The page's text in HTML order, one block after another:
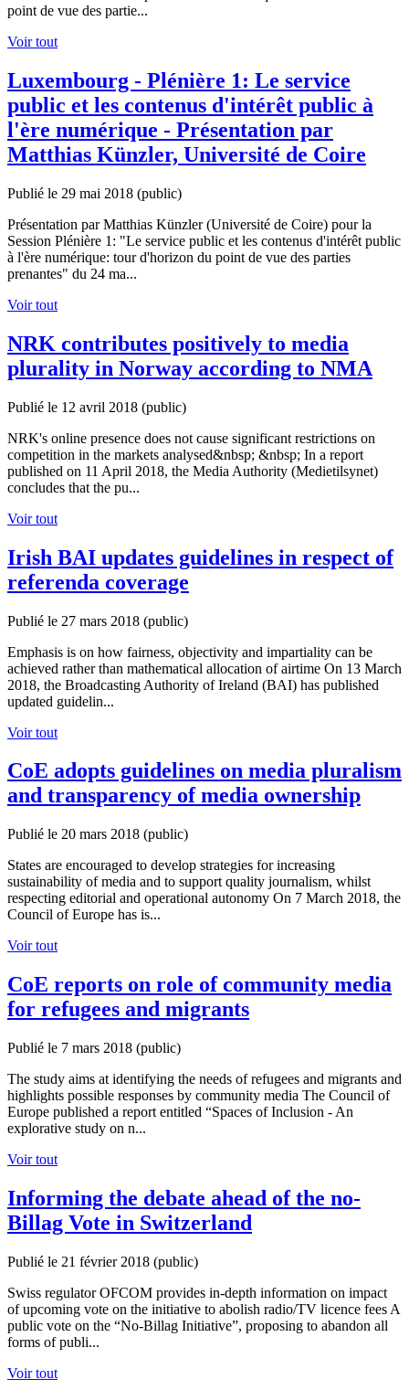
point de vue des partie...
Voir tout
Luxembourg - Plénière 1: Le service
public et les contenus d'intérêt public à
l'ère numérique - Présentation par
Matthias Künzler, Université de Coire
Publié le 29 mai 2018 (public)
Présentation par Matthias Künzler (Université de Coire) pour la
Session Plénière 1: "Le service public et les contenus d'intérêt public
à l'ère numérique: tour d'horizon du point de vue des parties
prenantes" du 24 ma...
Voir tout
NRK contributes positively to media
plurality in Norway according to NMA
Publié le 12 avril 2018 (public)
NRK's ​​online presence does not cause significant restrictions on
competition in the markets analysed&nbsp; &nbsp; In a report
published on 11 April 2018, the Media Authority (Medietilsynet)
concludes that the pu...
Voir tout
Irish BAI updates guidelines in respect of
referenda coverage
Publié le 27 mars 2018 (public)
Emphasis is on how fairness, objectivity and impartiality can be
achieved rather than mathematical allocation of airtime On 13 March
2018, the Broadcasting Authority of Ireland (BAI) has published
updated guidelin...
Voir tout
CoE adopts guidelines on media pluralism
and transparency of media ownership
Publié le 20 mars 2018 (public)
States are encouraged to develop strategies for increasing
sustainability of media and to support quality journalism, whilst
respecting editorial and operational autonomy On 7 March 2018, the
Council of Europe has is...
Voir tout
CoE reports on role of community media
for refugees and migrants
Publié le 7 mars 2018 (public)
The study aims at identifying the needs of refugees and migrants and
highlights possible responses by community media The Council of
Europe published a report entitled “Spaces of Inclusion - An
explorative study on n...
Voir tout
Informing the debate ahead of the no-
Billag Vote in Switzerland
Publié le 21 février 2018 (public)
Swiss regulator OFCOM provides in-depth information on impact
of upcoming vote on the initiative to abolish radio/TV licence fees A
public vote on the “No-Billag Initiative”, proposing to abandon all
forms of publi...
Voir tout